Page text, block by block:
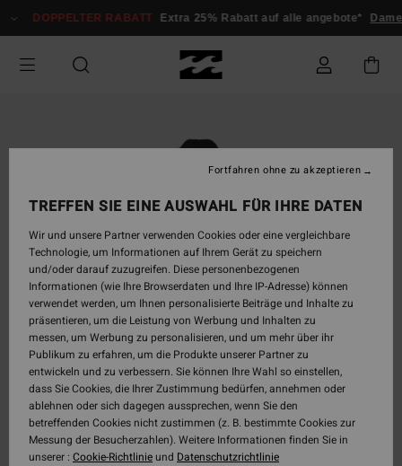
zur
springen
DOPPELTER RABATT Extra 25% Rabatt auf alle angebote*
TREFFEN SIE EINE AUSWAHL FÜR IHRE DATEN
Wir und unsere Partner verwenden Cookies oder eine vergleichbare
Technologie, um Informationen auf Ihrem Gerät zu speichern
und/oder darauf zuzugreifen. Diese personenbezogenen
Informationen (wie Ihre Browserdaten und Ihre IP-Adresse) können
verwendet werden, um Ihnen personalisierte Beiträge und Inhalte zu
präsentieren, um die Leistung von Werbung und Inhalten zu
messen, um Werbung zu personalisieren, und um mehr über ihr
Publikum zu erfahren, um die Produkte unserer Partner zu
entwickeln und zu verbessern. Sie können Ihre Wahl so einstellen,
dass Sie Cookies, die Ihrer Zustimmung bedürfen, annehmen oder
ablehnen oder sich dagegen aussprechen, wenn Sie den
betreffenden Cookies nicht zustimmen (z. B. bestimmte Cookies zur
Messung der Besucherzahlen). Weitere Informationen finden Sie in
unserer : Cookie-Richtlinieund Datenschutzrichtlinie
Fortfahren ohne zu akzeptieren